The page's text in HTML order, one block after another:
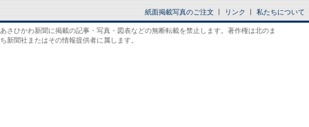
紙面掲載写真のご注文 リンク 私たちについて
あさひかわ新聞に掲載の記事・写真・図表などの無断転載を禁止します。著作権は北のま
ち新聞社またはその情報提供者に属します。